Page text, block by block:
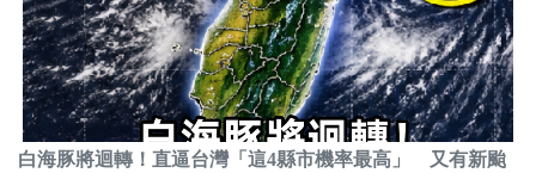
白海豚將迴轉！直逼台灣「這4縣市機率最高」 又有新颱